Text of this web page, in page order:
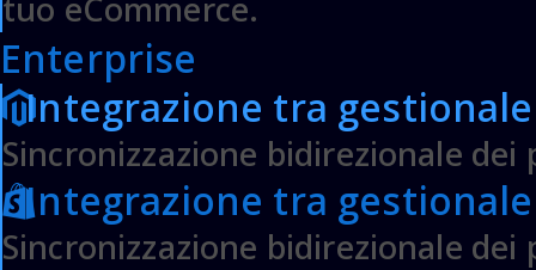
tuo eCommerce.
Enterprise
Integrazione tra gestionale
Sincronizzazione bidirezionale
Integrazione tra gestionale
Sincronizzazione bidirezionale
VPS Cloud Server
Public Cloud Server
Server Dedicati
Cloud Backup
Consulenza Amazon AWS
SVILUPPO WEB E MOBILE